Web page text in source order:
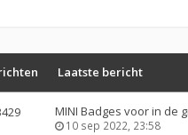
Laatste bericht
MINI Badges voor in de
10 sep 2022, 23:58